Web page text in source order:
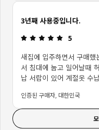
3년째 사용중입니다.
상품평: 5 /
5
새집에 입주하면서 구매
서 침대에 눕고 일어날때
납 서랍이 있어 계절옷 수
인증된 구매자, 대한민국